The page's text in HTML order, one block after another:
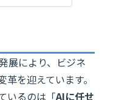
展により、ビジネ
を迎えています。
いるのは「AIに任せ